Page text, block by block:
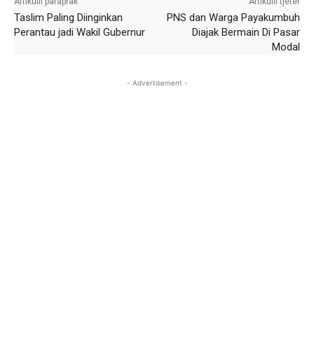
Taslim Paling Diinginkan
Perantau jadi Wakil Gubernur
PNS dan Warga Payakumbuh
Diajak Bermain Di Pasar
Modal
- Advertisement -